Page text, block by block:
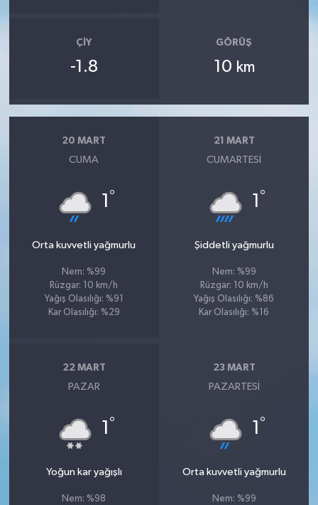
ÇIY
-1.8
GÖRÜŞ
10 km
20 MART
CUMA
1 °
Orta kuvvetli yağmurlu
Nem: %99
Rüzgar: 10 km/h
Yağış Olasılığı: %91
Kar Olasılığı: %29
21 MART
CUMARTESI
1 °
Şiddetli yağmurlu
Nem: %99
Rüzgar: 10 km/h
Yağış Olasılığı: %86
Kar Olasılığı: %16
22 MART
PAZAR
1 °
Yoğun kar yağışlı
Nem: %98
23 MART
PAZARTESI
1 °
Orta kuvvetli yağmurlu
Nem: %99